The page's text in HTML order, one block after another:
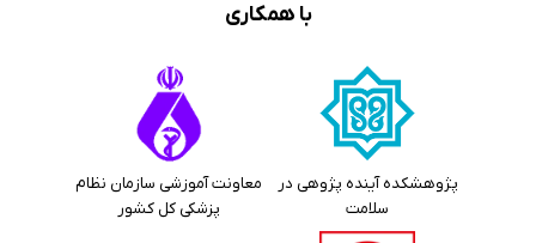
با همکاری
پژوهشکده آینده پژوهی در
سلامت
معاونت آموزشی سازمان نظام
پزشکی کل کشور